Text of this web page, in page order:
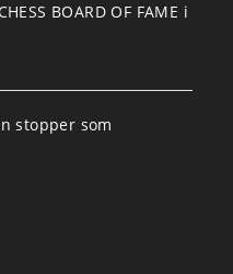
BOARD OF FAME i
stopper som